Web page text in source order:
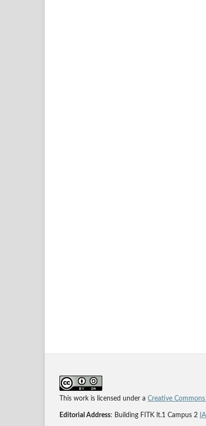
This work is licensed under a Creative
Editorial Address: Building FITK lt.1 Campus 2